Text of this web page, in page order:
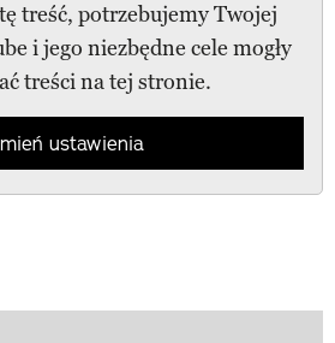
treść, potrzebujemy Twojej
i jego niezbędne cele mogły
treści na tej stronie.
ustawienia